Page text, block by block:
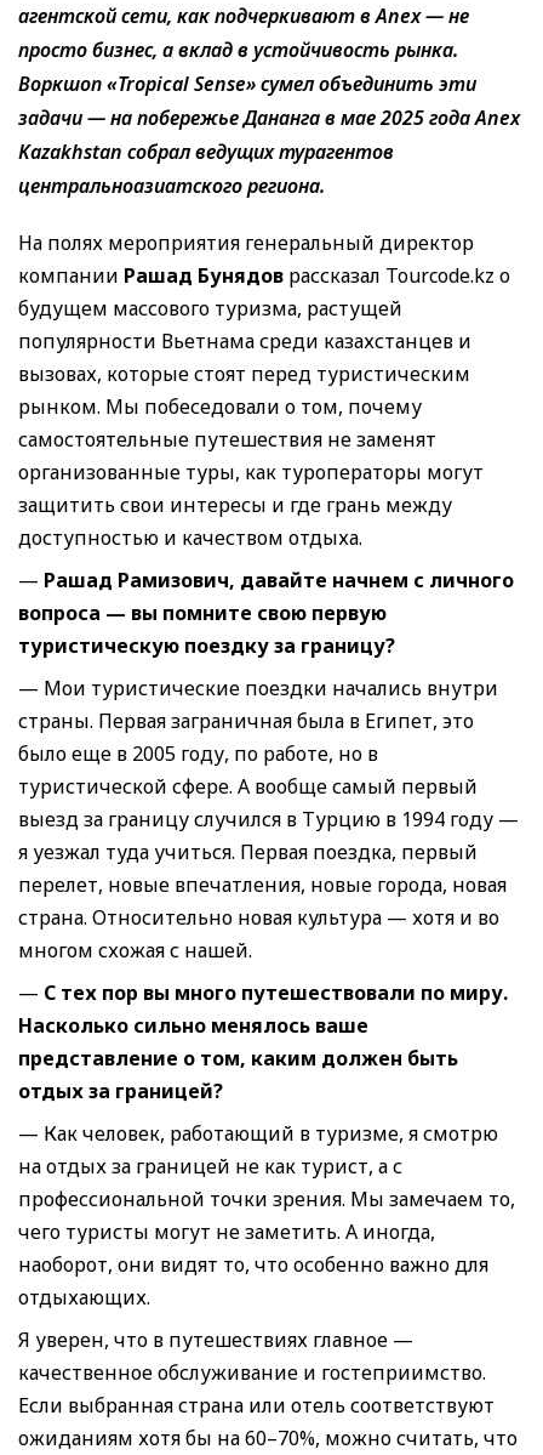
агентской сети, как подчеркивают в Anex — не
просто бизнес, а вклад в устойчивость рынка.
Воркшоп «Tropical Sense» сумел объединить эти
задачи — на побережье Дананга в мае 2025 года Anex
Kazakhstan собрал ведущих турагентов
центральноазиатского региона.
На полях мероприятия генеральный директор
компании Рашад Бунядов рассказал Tourcode.kz о
будущем массового туризма, растущей
популярности Вьетнама среди казахстанцев и
вызовах, которые стоят перед туристическим
рынком. Мы побеседовали о том, почему
самостоятельные путешествия не заменят
организованные туры, как туроператоры могут
защитить свои интересы и где грань между
доступностью и качеством отдыха.
— Рашад Рамизович, давайте начнем с личного
вопроса — вы помните свою первую
туристическую поездку за границу?
— Мои туристические поездки начались внутри
страны. Первая заграничная была в Египет, это
было еще в 2005 году, по работе, но в
туристической сфере. А вообще самый первый
выезд за границу случился в Турцию в 1994 году —
я уезжал туда учиться. Первая поездка, первый
перелет, новые впечатления, новые города, новая
страна. Относительно новая культура — хотя и во
многом схожая с нашей.
— С тех пор вы много путешествовали по миру.
Насколько сильно менялось ваше
представление о том, каким должен быть
отдых за границей?
— Как человек, работающий в туризме, я смотрю
на отдых за границей не как турист, а с
профессиональной точки зрения. Мы замечаем то,
чего туристы могут не заметить. А иногда,
наоборот, они видят то, что особенно важно для
отдыхающих.
Я уверен, что в путешествиях главное —
качественное обслуживание и гостеприимство.
Если выбранная страна или отель соответствуют
ожиданиям хотя бы на 60–70%, можно считать, что